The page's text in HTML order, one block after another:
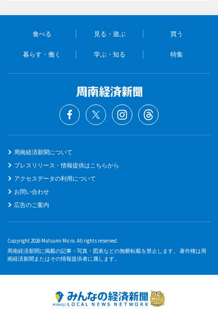
食べる 見る・遊ぶ 買う
暮らす・働く 学ぶ・知る 特集
周南経済新聞について
プレスリリース・情報提供はこちらから
アクセスデータの利用について
お問い合わせ
広告のご案内
Copyright 2026 Mutsumi Micro. All rights reserved.
周南経済新聞に掲載の記事・写真・図表などの無断転載を禁止します。 著作権は周
南経済新聞またはその情報提供者に属します。